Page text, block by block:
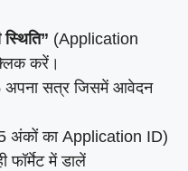
(Application
करें।
अपना सत्र जिसमें आवेदन
अंकों का Application ID)
फॉर्मेट में डालें